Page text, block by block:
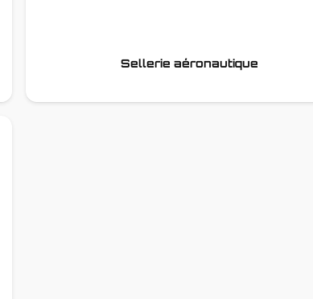
Sellerie aéronautique